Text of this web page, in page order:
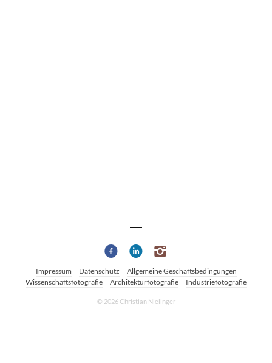
Impressum Datenschutz
Allgemeine Geschäftsbedingungen
Wissenschaftsfotografie
Architekturfotografie Industriefotografie
© 2026 Christian Nielinger